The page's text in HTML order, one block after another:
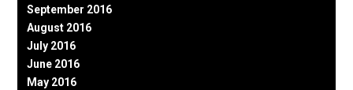
September 2016
August 2016
July 2016
June 2016
May 2016